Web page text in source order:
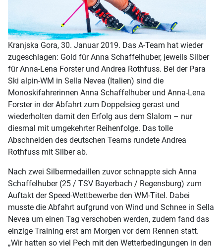
Kranjska Gora, 30. Januar 2019. Das A-Team hat wieder
zugeschlagen: Gold für Anna Schaffelhuber, jeweils Silber
für Anna-Lena Forster und Andrea Rothfuss. Bei der Para
Ski alpin-WM in Sella Nevea (Italien) sind die
Monoskifahrerinnen Anna Schaffelhuber und Anna-Lena
Forster in der Abfahrt zum Doppelsieg gerast und
wiederholten damit den Erfolg aus dem Slalom – nur
diesmal mit umgekehrter Reihenfolge. Das tolle
Abschneiden des deutschen Teams rundete Andrea
Rothfuss mit Silber ab.
Nach zwei Silbermedaillen zuvor schnappte sich Anna
Schaffelhuber (25 / TSV Bayerbach / Regensburg) zum
Auftakt der Speed-Wettbewerbe den WM-Titel. Dabei
musste die Abfahrt aufgrund von Wind und Schnee in Sella
Nevea um einen Tag verschoben werden, zudem fand das
einzige Training erst am Morgen vor dem Rennen statt.
„Wir hatten so viel Pech mit den Wetterbedingungen in den